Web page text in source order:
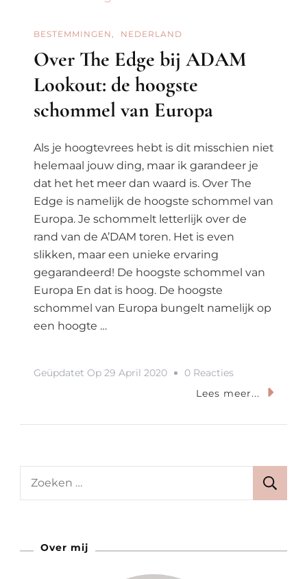
Je
BESTEMMINGEN NEDERLAND
Over The Edge bij ADAM
Lookout: de hoogste
schommel van Europa
Als je hoogtevrees hebt is dit misschien niet
helemaal jouw ding, maar ik garandeer je
dat het het meer dan waard is. Over The
Edge is namelijk de hoogste schommel van
Europa. Je schommelt letterlijk over de
rand van de A’DAM toren. Het is even
slikken, maar een unieke ervaring
gegarandeerd! De hoogste schommel van
Europa En dat is hoog. De hoogste
schommel van Europa bungelt namelijk op
een hoogte …
Geüpdatet Op 29 April 2020 0 ReactiesOp
Over
Lookout:
Schommel
Lees meer...
Zoeken
Over mij